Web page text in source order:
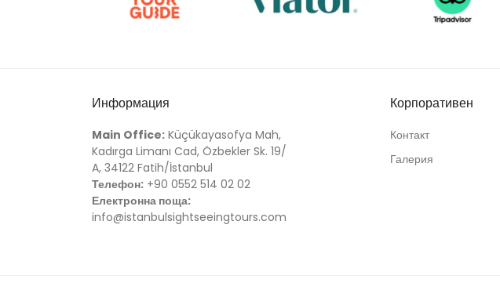
Информация
Main Office: Küçükayasofya Mah,
Kadırga Limanı Cad, Özbekler Sk. 19/
A, 34122 Fatih/İstanbul
Телефон: +90 0552 514 02 02
Електронна поща:
info@istanbulsightseeingtours.com
Корпоративен
Контакт
Галерия